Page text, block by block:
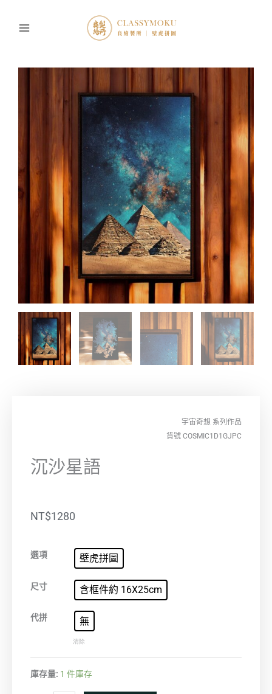
宇宙奇想 系列作品
貨號 COSMIC1D1GJPC
沉沙星語
NT$1280
選項 壁虎拼圖
尺寸 含框件約 16X25cm
代拼 無
清除
庫存量: 1 件庫存
沉
星
數